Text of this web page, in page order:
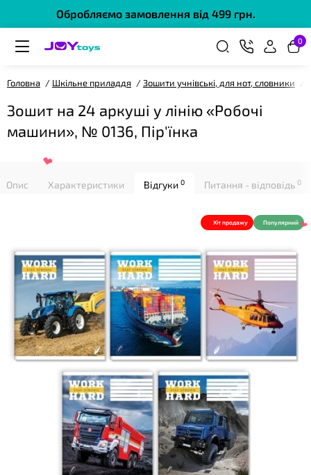
Обробляємо замовлення від 499 грн.
0
Головна Шкільне приладдя Зошити учнівські, для нот, словники
Зошит на 24 аркуші у лінію «Робочі
машини», № 0136, Пір'їнка
Опис Характеристики Відгуки 0 Питання - відповідь 0
Хіт продажу Популярний
❤
❤
❤